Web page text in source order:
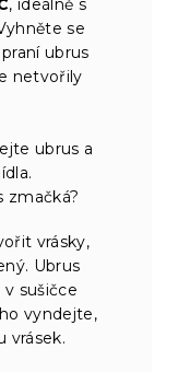
, ideálně s
se
ubrus
netvořily
ubrus a
zmačká?
vrásky,
Ubrus
sušičce
vyndejte,
vrásek.